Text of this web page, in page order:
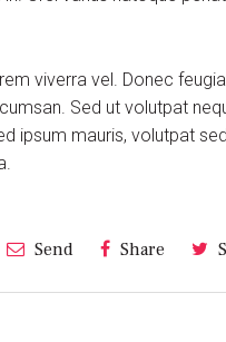
viverra vel. Donec
Sed ut volutpat
mauris, volutpat
Send Share